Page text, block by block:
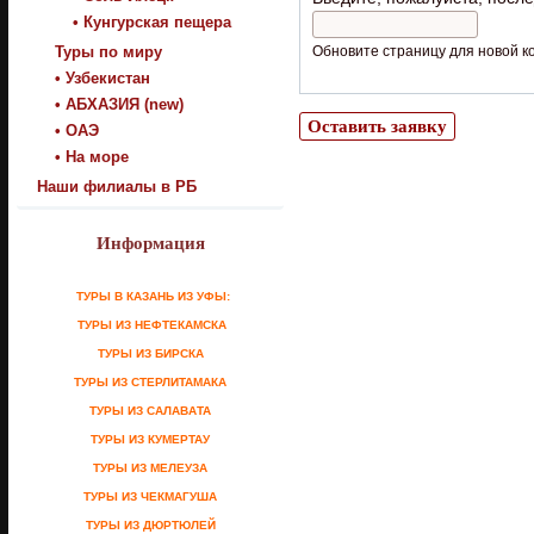
• Кунгурская пещера
Туры по миру
• Узбекистан
• АБХАЗИЯ (new)
• ОАЭ
• На море
Наши филиалы в РБ
Информация
ТУРЫ В КАЗАНЬ ИЗ УФЫ:
ТУРЫ ИЗ НЕФТЕКАМСКА
ТУРЫ ИЗ БИРСКА
ТУРЫ ИЗ СТЕРЛИТАМАКА
ТУРЫ ИЗ САЛАВАТА
ТУРЫ ИЗ КУМЕРТАУ
ТУРЫ ИЗ МЕЛЕУЗА
ТУРЫ ИЗ ЧЕКМАГУША
ТУРЫ ИЗ ДЮРТЮЛЕЙ
Обновите страницу для новой